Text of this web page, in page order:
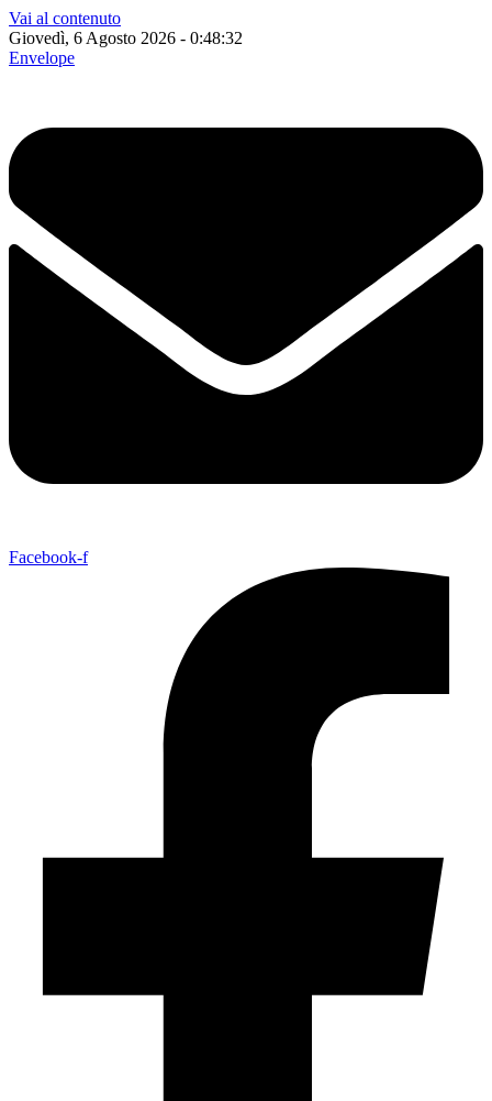
Vai al contenuto
Giovedì, 6 Agosto 2026 - 0:48:33
Envelope
Facebook-f